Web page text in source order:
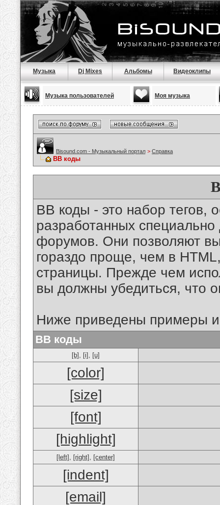
Музыка Dj Mixes Альбомы Видеоклипы
Музыка пользователей Моя музыка
Bisound.com - Музыкальный портал > Справка
BB коды
BB коды - это набор тегов,
разработанных
форумов. Они позволяют
гораздо проще, чем в
страницы. Прежде чем
вы должны убедиться, что
Ниже приведены примеры
BB коды
[b] , [i] , [u]
[color]
[size]
[font]
[highlight]
[left] , [right] , [center]
[indent]
[email]